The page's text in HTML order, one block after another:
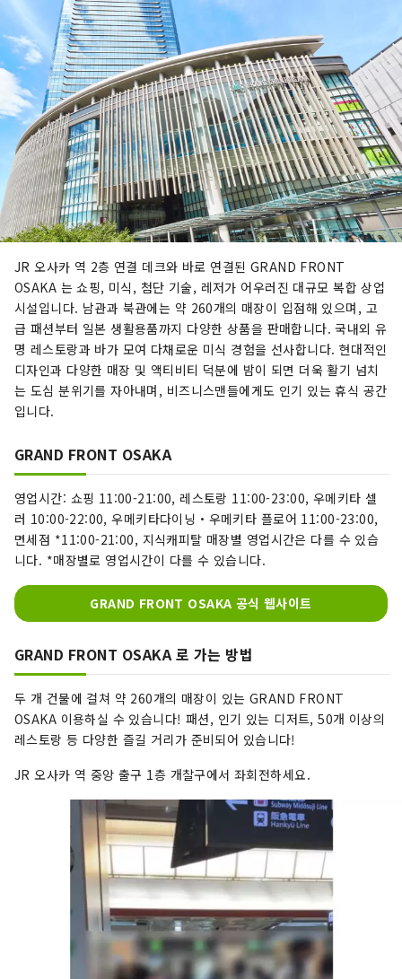
JR 오사카 역 2층 연결 데크와 바로 연결된 GRAND FRONT
OSAKA 는 쇼핑, 미식, 첨단 기술, 레저가 어우러진 대규모 복합 상업
시설입니다. 남관과 북관에는 약 260개의 매장이 입점해 있으며, 고
급 패션부터 일본 생활용품까지 다양한 상품을 판매합니다. 국내외 유
명 레스토랑과 바가 모여 다채로운 미식 경험을 선사합니다. 현대적인
디자인과 다양한 매장 및 액티비티 덕분에 밤이 되면 더욱 활기 넘치
는 도심 분위기를 자아내며, 비즈니스맨들에게도 인기 있는 휴식 공간
입니다.
GRAND FRONT OSAKA
영업시간: 쇼핑 11:00-21:00, 레스토랑 11:00-23:00, 우메키타 셀
러 10:00-22:00, 우메키타다이닝・우메키타 플로어 11:00-23:00,
면세점 *11:00-21:00, 지식캐피탈 매장별 영업시간은 다를 수 있습
니다. *매장별로 영업시간이 다를 수 있습니다.
GRAND FRONT OSAKA 공식 웹사이트
GRAND FRONT OSAKA 로 가는 방법
두 개 건물에 걸쳐 약 260개의 매장이 있는 GRAND FRONT
OSAKA 이용하실 수 있습니다! 패션, 인기 있는 디저트, 50개 이상의
레스토랑 등 다양한 즐길 거리가 준비되어 있습니다!
JR 오사카 역 중앙 출구 1층 개찰구에서 좌회전하세요.